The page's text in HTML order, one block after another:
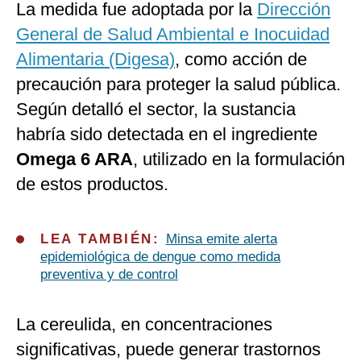
La medida fue adoptada por la Dirección
General de Salud Ambiental e Inocuidad
Alimentaria (Digesa), como acción de
precaución para proteger la salud pública.
Según detalló el sector, la sustancia
habría sido detectada en el ingrediente
Omega 6 ARA, utilizado en la formulación
de estos productos.
LEA TAMBIÉN:
Minsa emite alerta
epidemiológica de dengue como medida
preventiva y de control
La cereulida, en concentraciones
significativas, puede generar trastornos